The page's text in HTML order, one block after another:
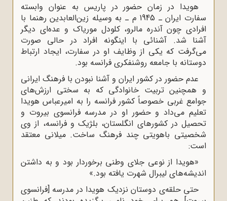
هویدا در زمان حضور در پاریس به عنوان وابسته
سفارت ایران ـ 1945 م ـ به وسیله زین‌العابدین رهنما با
افرادى چون آندره مالرو، کلودل موریاک و عده‌اى دیگر
آشنا شد. آشنائى با اینگونه افراد در حالى صورت
مى‌گرفت که یکى از وظایف او در سفارت، ایجاد ارتباط
دوستانه با جامعه روشنفکرى فرانسه بود.
عدم حضور در کشور ایران و آشنا نبودن با فرهنگ ایرانى
و همچنین تربیت خانوادگى که به سختى ارزش‌هاى
جوامع غربى خصوصاً کشور فرانسه را به امیرعباس هویدا
تعلیم مى‌داد و حضور او در مدرسه فرانسوى بیروت و
تحصیل در کشورهاى انگلستان، بلژیک و فرانسه، از وى
شخصیتى باهویتى چند فرهنگ ساخت. میلانى معتقد
است:
«هویدا از نوعى جلاى وطنى برخوردار بود و به داشتن
اندیشه‌هاى لیبرال شهرت یافته بود.»
حتى حلقه‌ى دوستان نزدیک هویدا در مدرسه [فرانسوى